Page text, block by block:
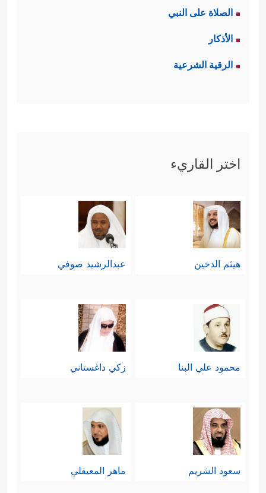
الصلاة على النبي
الأذكار
الرقية الشرعية
اختر القاريء
هيثم الدخين عبدالرشيد صوفي
محمود علي البنا زكي داغستاني
سعود الشريم ماهر المعيقلي